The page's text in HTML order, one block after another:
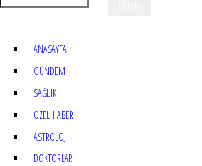
ANASAYFA
GÜNDEM
SAĞLIK
ÖZEL HABER
ASTROLOJİ
DOKTORLAR